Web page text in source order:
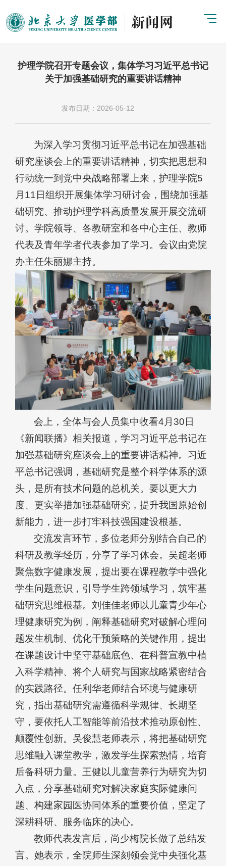
护理学院召开专题会议，集体学习习近平总书记
关于加强基础研究的重要讲话精神
发布日期：2026-05-12
为深入学习贯彻习近平总书记在加强基础
研究座谈会上的重要讲话精神，切实把思想和
行动统一到党中央战略部署上来，护理学院5
月11日组织开展集体学习研讨会，围绕加强基
础研究、推动护理学科高质量发展开展交流研
讨。学院领导、各教研室和各中心主任、教师
代表及青年学者代表参加了学习。会议由党院
办主任朱丽娜主持。
会上，全体与会人员集中收看4月30日
《新闻联播》相关报道，学习习近平总书记在
加强基础研究座谈会上的重要讲话精神。习近
平总书记强调，基础研究是整个科学体系的源
头，是所有技术问题的总机关。要以更大力
度、更实举措加强基础研究，提升我国原始创
新能力，进一步打牢科技强国建设根基。
交流发言环节，多位老师分别结合自己的
科研及教学经历，分享了学习体会。吴超老师
聚焦数字健康发展，提出要在课程教学中强化
学生问题意识，引导学生跨领域学习，筑牢基
础研究思维根基。刘佳佳老师以儿童青少年心
理健康研究为例，阐释基础研究对破解心理问
题发生机制、优化干预策略的关键作用，提出
在课题设计中坚守基础底色、在科普宣教中植
入科学精神、将个人研究与国家战略紧密结合
的实践路径。任利华老师结合环境与健康研
究，指出基础研究需遵循科学规律、长期坚
守，要依托人工智能等前沿技术推动原创性、
颠覆性创新。吴俊慧老师表示，将把基础研究
思维融入课堂教学，激发学生探索热情，培育
后备科研力量。王健以儿童营养行为研究为切
入点，分享基础研究对解决家庭实际健康问
题、构建家园医协同体系的重要价值，坚定了
深耕科研、服务临床的决心。
教师代表发言后，尚少梅院长做了总结发
言。她表示，全院师生深刻领会党中央强化基